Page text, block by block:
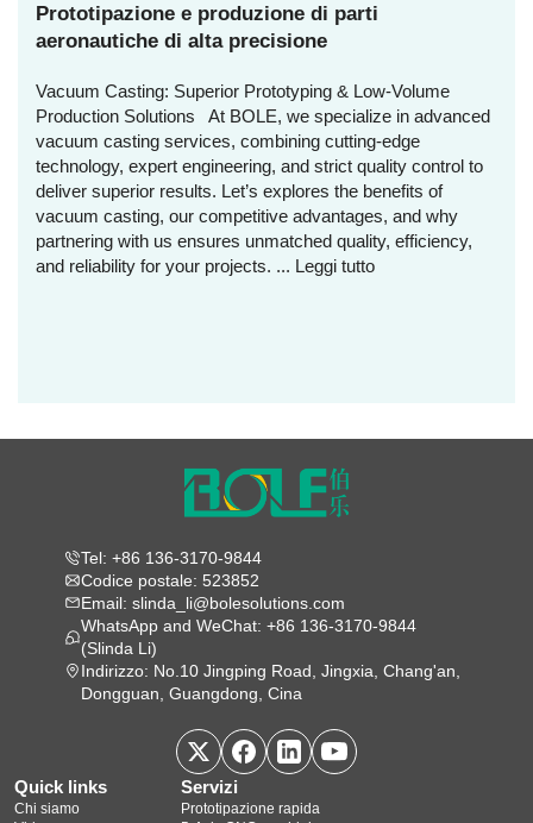
Prototipazione e produzione di parti
aeronautiche di alta precisione
Vacuum Casting: Superior Prototyping & Low-Volume
Production Solutions At BOLE, we specialize in advanced
vacuum casting services, combining cutting-edge
technology, expert engineering, and strict quality control to
deliver superior results. Let’s explores the benefits of
vacuum casting, our competitive advantages, and why
partnering with us ensures unmatched quality, efficiency,
and reliability for your projects. ... Leggi tutto
Tel: +86 136-3170-9844
Codice postale: 523852
Email: slinda_li@bolesolutions.com
WhatsApp and WeChat: +86 136-3170-9844
(Slinda Li)
Indirizzo: No.10 Jingping Road, Jingxia, Chang'an,
Dongguan, Guangdong, Cina
Quick links
Chi siamo
Servizi
Prototipazione rapida